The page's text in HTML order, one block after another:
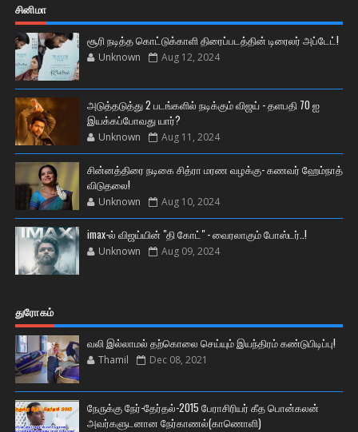
சினிமா
சூரி நடித்த கொட்டுக்காளி திரைப்படத்தின் டிரைலர் அப்டேட்!
Unknown Aug 12, 2024
அடுத்தடுத்து 2 படங்களில் நடிக்கும் விஜய் - தளபதி 70 ஐ
இயக்கப்போவது யார்?
Unknown Aug 11, 2024
சின்னத்திரை நடிகை சித்ரா மரண வழக்கு- கணவர் ஹேம்நாத்
விடுதலை!
Unknown Aug 10, 2024
imax-ல் விஜய்யின் "தி கோட்" - வைரலாகும் போஸ்டர்..!
Unknown Aug 09, 2024
துரோகம்
வலி இல்லாமல் தற்கொலை செய்யும் இயந்திரம் கண்டுபிடிப்பு!
Thamil Dec 08, 2021
நேருக்கு நேர்-தேர்தல்-2015 பேராசிரியர் கீத பொன்கலன்
அவர்களுடனான நேர்காணல்(காணொளி)